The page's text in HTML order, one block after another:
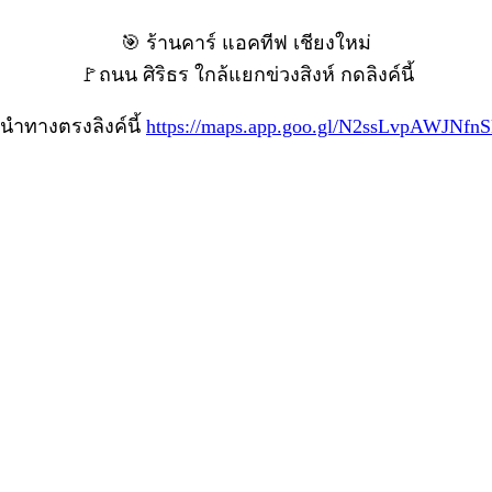
🎯 ร้านคาร์ แอคทีฟ เชียงใหม่
🚩ถนน ศิริธร ใกล้แยกข่วงสิงห์ กดลิงค์นี้
ำทางตรงลิงค์นี้ https://maps.app.goo.gl/